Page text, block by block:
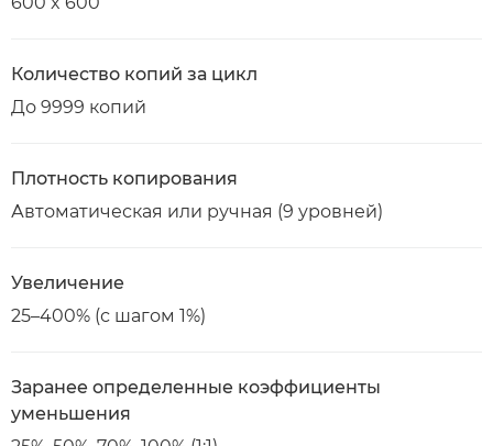
Количество копий за цикл
До 9999 копий
Плотность копирования
Автоматическая или ручная (9 уровней)
Увеличение
25–400% (с шагом 1%)
Заранее определенные коэффициенты
уменьшения